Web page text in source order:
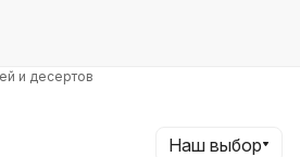
и десертов
Наш выбор